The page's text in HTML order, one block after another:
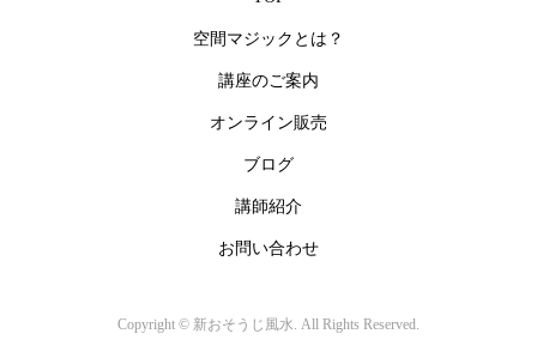
空間マジックとは？
講座のご案内
オンライン販売
ブログ
講師紹介
お問い合わせ
Copyright © 新おそうじ風水. All Rights Reserved.